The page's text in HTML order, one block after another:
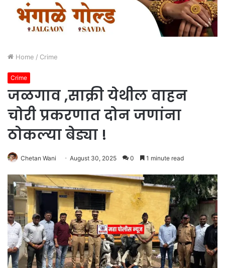
Home / Crime
Crime
जळगाव ,साक्री येथील वाहन
चोरी प्रकरणात दोन जणांना
ठोकल्या बेड्या !
Chetan Wani August 30, 2025 0 1 minute read